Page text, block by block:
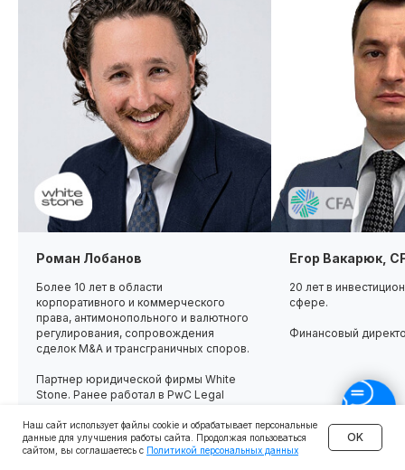
Роман Лобанов
Более 10 лет в области
корпоративного и коммерческого
права, антимонопольного и валютного
регулирования, сопровождения
сделок M&A и трансграничных споров.
Партнер юридической фирмы White
Stone. Ранее работал в PwC Legal
Егор Вакарюк,
20 лет в
сфере.
Финансовый
Наш сайт использует файлы cookie и обрабатывает персональные
данные для улучшения работы сайта. Продолжая пользоваться
сайтом, вы соглашаетесь с Политикой персональных данных
OK